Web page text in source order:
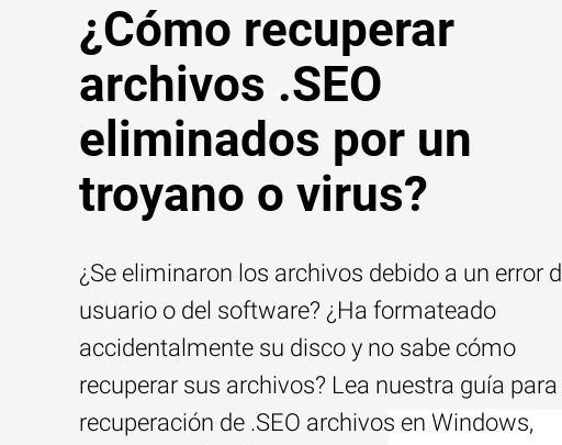
¿Cómo recuperar
archivos .SEO
eliminados por un
troyano o virus?
¿Se eliminaron los archivos debido a un error
usuario o del software? ¿Ha formateado
accidentalmente su disco y no sabe cómo
recuperar sus archivos? Lea nuestra guía para
recuperación de .SEO archivos en Windows,